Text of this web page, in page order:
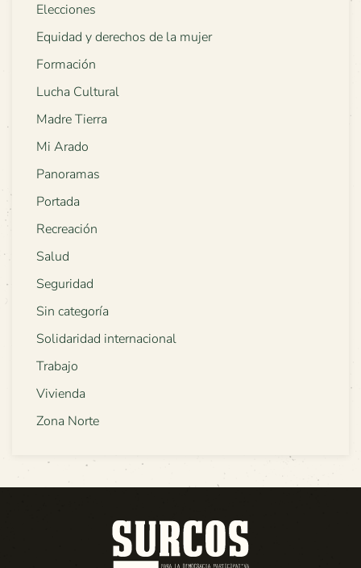
Elecciones
Equidad y derechos de la mujer
Formación
Lucha Cultural
Madre Tierra
Mi Arado
Panoramas
Portada
Recreación
Salud
Seguridad
Sin categoría
Solidaridad internacional
Trabajo
Vivienda
Zona Norte